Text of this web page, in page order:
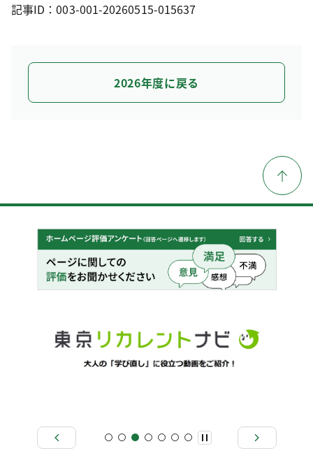
記事ID：003-001-20260515-015637
2026年度に戻る